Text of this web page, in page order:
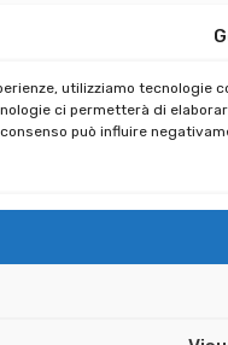
utilizziamo tecnologie
ci permetterà di
può influire